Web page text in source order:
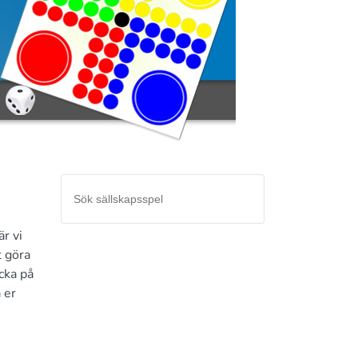
vi
göra
på
er